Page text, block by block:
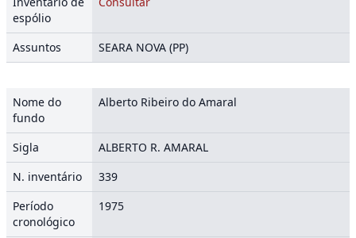
espólio
Assuntos SEARA NOVA (PP)
Nome do
fundo
Alberto Ribeiro do Amaral
Sigla
ALBERTO R. AMARAL
N. inventário
339
Período
cronológico
1975